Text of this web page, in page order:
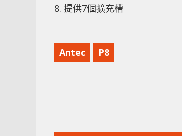
8. 提供7個擴充槽
Antec P8